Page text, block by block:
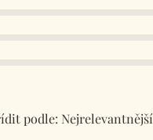
podle: Nejrelevantnější